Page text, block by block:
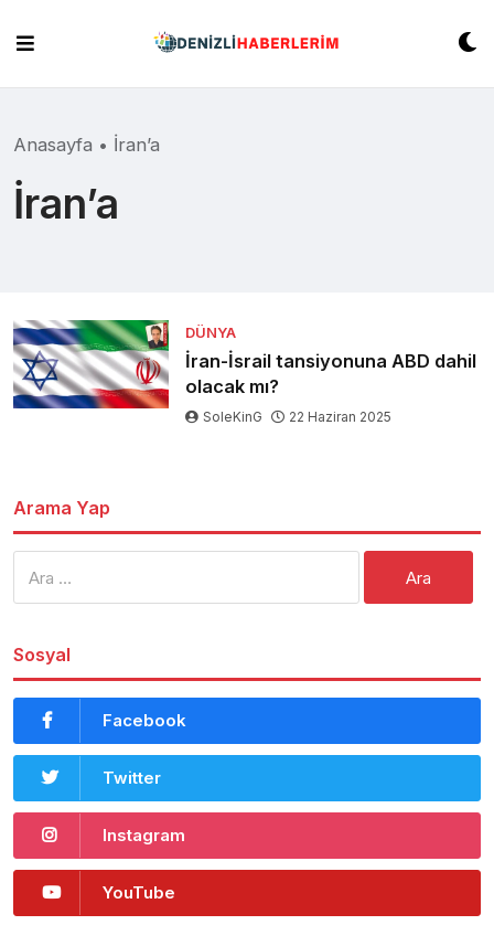
content
Anasayfa • İran’a
İran’a
DÜNYA
İran-İsrail tansiyonuna ABD dahil
olacak mı?
SoleKinG 22 Haziran 2025
Arama Yap
Sosyal
Facebook
Twitter
Instagram
YouTube